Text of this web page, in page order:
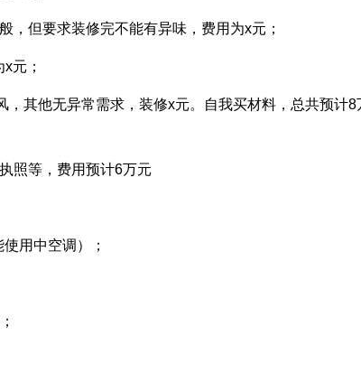
，但要求装修完不能有异味，费用为x元；
元；
其他无异常需求，装修x元。自我买材料，总共预计8
照等，费用预计6万元
用中空调）；